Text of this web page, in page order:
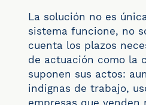
La solución no es
sistema funcione, no
cuenta los plazos
de actuación como la
suponen sus actos:
indignas de trabajo,